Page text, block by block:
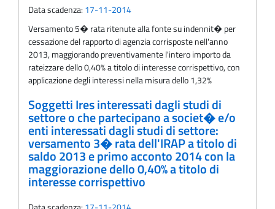
Data scadenza: 17-11-2014
Versamento 5� rata ritenute alla fonte su indennit� per
cessazione del rapporto di agenzia corrisposte nell'anno
2013, maggiorando preventivamente l'intero importo da
rateizzare dello 0,40% a titolo di interesse corrispettivo, con
applicazione degli interessi nella misura dello 1,32%
Soggetti Ires interessati dagli studi di
settore o che partecipano a societ� e/o
enti interessati dagli studi di settore:
versamento 3� rata dell'IRAP a titolo di
saldo 2013 e primo acconto 2014 con la
maggiorazione dello 0,40% a titolo di
interesse corrispettivo